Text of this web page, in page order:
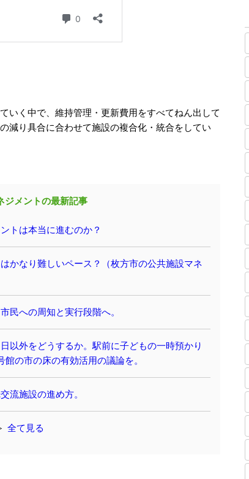
いく中で、維持管理・更新費用をすべてねん出して
減り具合に合わせて施設の複合化・統合をしてい
ジメントの最新記事
トは本当に進むのか？
かなり難しいペース？（枚方市の公共施設マネ
民への周知と実行段階へ。
以外をどうするか。駅前に子どもの一時預かり
館の市の床の有効活用の議論を。
流施設の進め方。
全て見る